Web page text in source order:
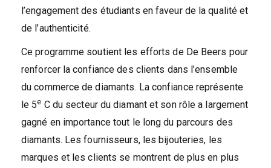
l’engagement des étudiants en faveur de la qualité et
de l’authenticité.
Ce programme soutient les efforts de De Beers pour
renforcer la confiance des clients dans l’ensemble
du commerce de diamants. La confiance représente
le 5e C du secteur du diamant et son rôle a largement
gagné en importance tout le long du parcours des
diamants. Les fournisseurs, les bijouteries, les
marques et les clients se montrent de plus en plus